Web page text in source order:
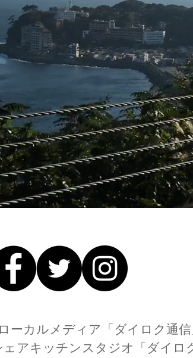
ーカルメディア「ダイロク通信
アキッチンスタジオ「ダイロ